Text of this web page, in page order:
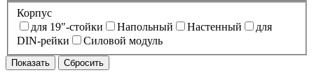
Корпус
для 19"-стойки
Напольный Настенный
для
DIN-рейки
Силовой модуль